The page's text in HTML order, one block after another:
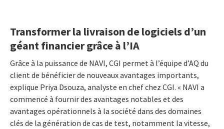
Transformer la livraison de logiciels d’un
géant financier grâce à l’IA
Grâce à la puissance de NAVI, CGI permet à l’équipe d’AQ du
client de bénéficier de nouveaux avantages importants,
explique Priya Dsouza, analyste en chef chez CGI. « NAVI a
commencé à fournir des avantages notables et des
avantages opérationnels à la société dans des domaines
clés de la génération de cas de test, notamment la vitesse,